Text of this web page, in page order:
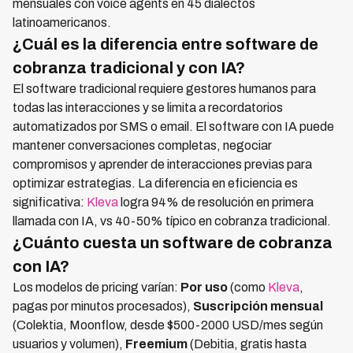
mensuales con voice agents en 45 dialectos
latinoamericanos.
¿Cuál es la diferencia entre software de
cobranza tradicional y con IA?
El software tradicional requiere gestores humanos para
todas las interacciones y se limita a recordatorios
automatizados por SMS o email. El software con IA puede
mantener conversaciones completas, negociar
compromisos y aprender de interacciones previas para
optimizar estrategias. La diferencia en eficiencia es
significativa: Kleva logra 94% de resolución en primera
llamada con IA, vs 40-50% típico en cobranza tradicional.
¿Cuánto cuesta un software de cobranza
con IA?
Los modelos de pricing varían: Por uso(como Kleva,
pagas por minutos procesados), Suscripción mensual
(Colektia, Moonflow, desde $500-2000 USD/mes según
usuarios y volumen), Freemium(Debitia, gratis hasta